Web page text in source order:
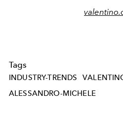
Tags
INDUSTRY-TRENDS
ALESSANDRO-MICHELE